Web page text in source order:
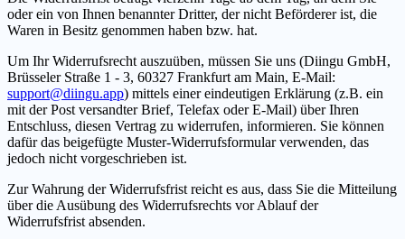
oder ein von Ihnen benannter Dritter, der nicht Beförderer ist, die
Waren in Besitz genommen haben bzw. hat.
Um Ihr Widerrufsrecht auszuüben, müssen Sie uns (Diingu GmbH,
Brüsseler Straße 1 - 3, 60327 Frankfurt am Main, E-Mail:
support@diingu.app) mittels einer eindeutigen Erklärung (z.B. ein
mit der Post versandter Brief, Telefax oder E-Mail) über Ihren
Entschluss, diesen Vertrag zu widerrufen, informieren. Sie können
dafür das beigefügte Muster-Widerrufsformular verwenden, das
jedoch nicht vorgeschrieben ist.
Zur Wahrung der Widerrufsfrist reicht es aus, dass Sie die Mitteilung
über die Ausübung des Widerrufsrechts vor Ablauf der
Widerrufsfrist absenden.